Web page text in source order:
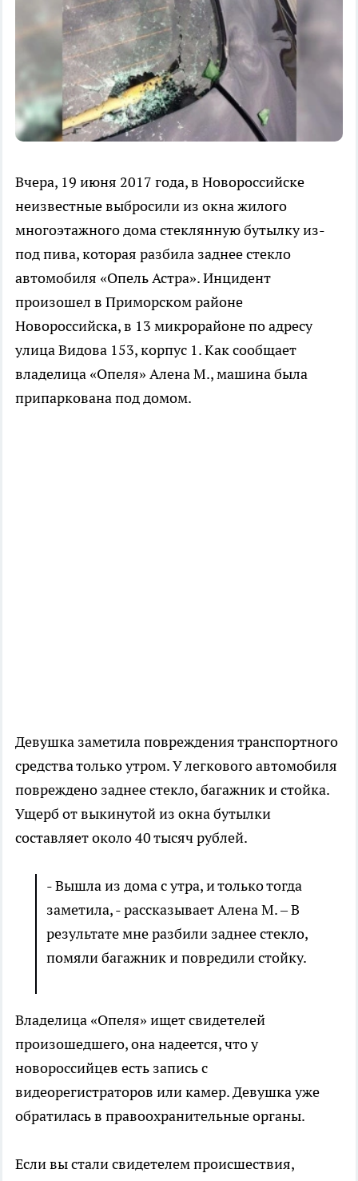
Вчера, 19 июня 2017 года, в Новороссийске
неизвестные выбросили из окна жилого
многоэтажного дома стеклянную бутылку из-
под пива, которая разбила заднее стекло
автомобиля «Опель Астра». Инцидент
произошел в Приморском районе
Новороссийска, в 13 микрорайоне по адресу
улица Видова 153, корпус 1. Как сообщает
владелица «Опеля» Алена М., машина была
припаркована под домом.
Девушка заметила повреждения транспортного
средства только утром. У легкового автомобиля
повреждено заднее стекло, багажник и стойка.
Ущерб от выкинутой из окна бутылки
составляет около 40 тысяч рублей.
- Вышла из дома с утра, и только тогда
заметила, - рассказывает Алена М. – В
результате мне разбили заднее стекло,
помяли багажник и повредили стойку.
Владелица «Опеля» ищет свидетелей
произошедшего, она надеется, что у
новороссийцев есть запись с
видеорегистраторов или камер. Девушка уже
обратилась в правоохранительные органы.
Если вы стали свидетелем происшествия,